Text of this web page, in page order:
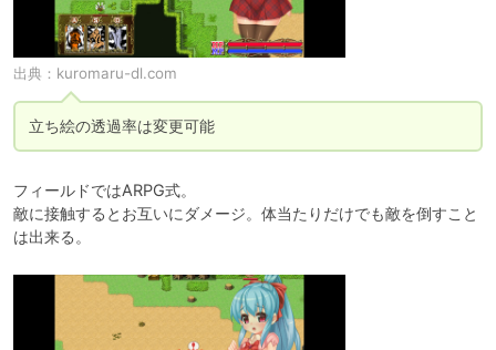
出典： kuromaru-dl.com
立ち絵の透過率は変更可能
フィールドではARPG式。
敵に接触するとお互いにダメージ。体当たりだけでも敵を倒すこと
は出来る。